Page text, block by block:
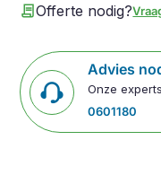
contractOfferte nodig?
Advies
Onze
0601180